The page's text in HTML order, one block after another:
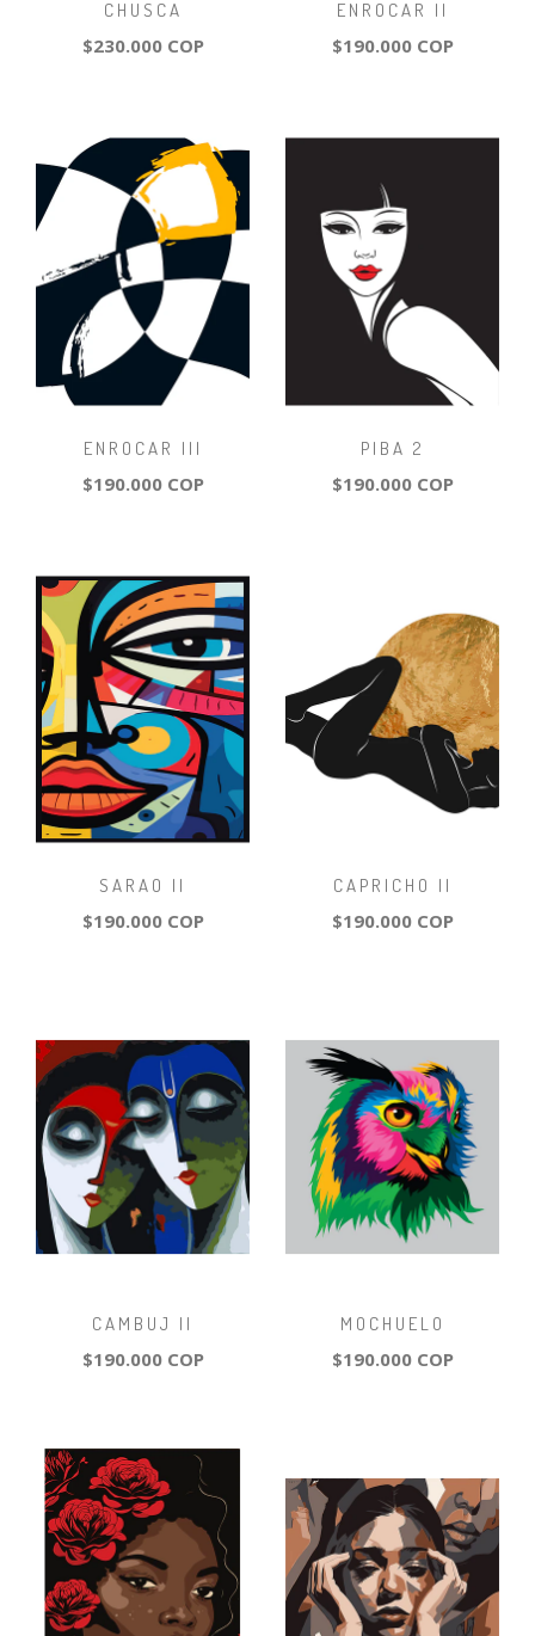
CHUSCA
$230.000 COP
ENROCAR II
$190.000 COP
ENROCAR III
$190.000 COP
PIBA 2
$190.000 COP
SARAO II
$190.000 COP
CAPRICHO II
$190.000 COP
CAMBUJ II
$190.000 COP
MOCHUELO
$190.000 COP